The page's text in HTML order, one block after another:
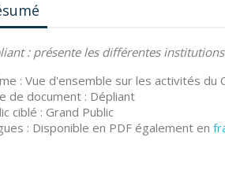
:présente les différentes
: Vue d'ensemble sur les activités du
de document : Dépliant
ciblé : Grand Public
: Disponible en PDF également en